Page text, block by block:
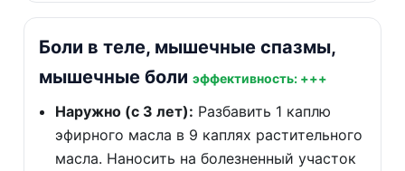
Боли в теле, мышечные спазмы,
мышечные боли эффективность: +++
Наружно (с 3 лет): Разбавить 1 каплю
эфирного масла в 9 каплях растительного
масла. Наносить на болезненный участок